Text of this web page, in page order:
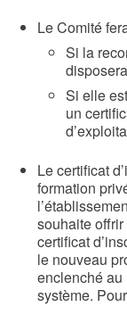
Le Comité
Si la
Si elle
un
Le certificat
formation
souhaite
certificat
le nouveau
enclenché au
système.